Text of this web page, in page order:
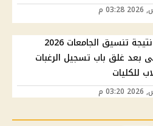
موعد ظهور نتيجة تنسيق الجامعات 2026
بعد غلق باب تسجيل الرغبات
للكليات